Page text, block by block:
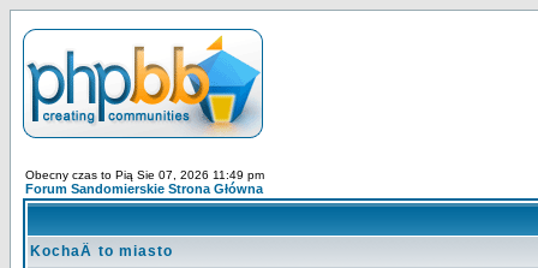
Obecny czas to Pią Sie 07, 2026 11:49 pm
Forum Sandomierskie Strona Główna
KochaÄ to miasto